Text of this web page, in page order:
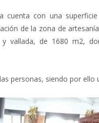
cuenta con una
de la zona de
vallada, de 1680 m2,
personas, siendo por ello